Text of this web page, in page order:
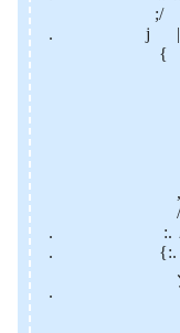
;/ |:{::::
. j |:{::::ｌ
{ 八:::: |､
( ＼Ｌ_＼
／.: .:､
‘ .: .: .: (
:. :. :. ( jx
|:. :. :. f二
|:. :./二二⊃
, :. に二 つ/
/.: { (二つ{
. :. ∧f⌒f毛}:.
. {:. ｉ:. :{⌒j{
､:. :. :｀7⌒
. ＼:_圦